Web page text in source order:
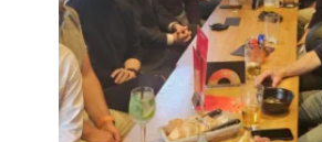
Charger plus Suivre
Identifiant oublié ?
oublié ?